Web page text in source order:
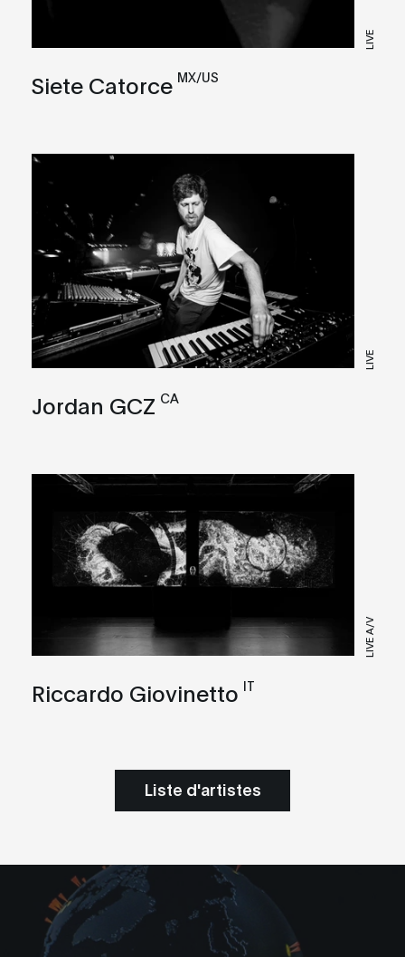
LIVE
Siete Catorce MX/US
LIVE
Jordan GCZ CA
LIVE A/V
Riccardo Giovinetto IT
Liste d'artistes